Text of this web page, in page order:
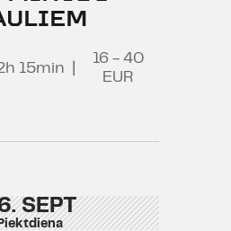
15min
16 - 40
EUR
SEPT
Piektdiena